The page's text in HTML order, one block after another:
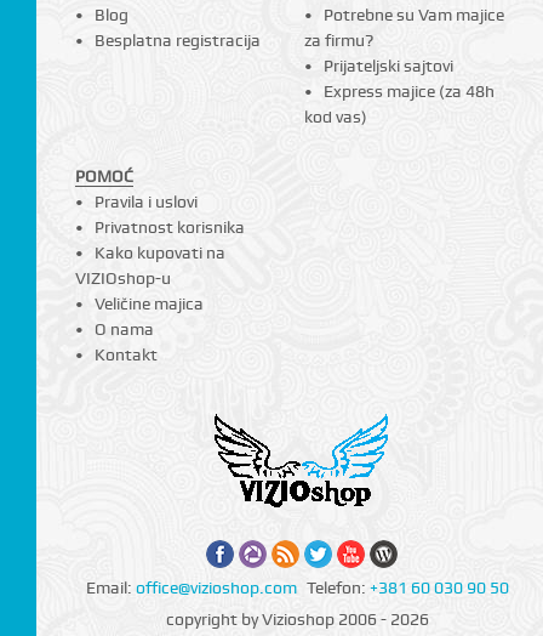
Blog
Besplatna registracija
Potrebne su Vam majice
za firmu?
Prijateljski sajtovi
Express majice (za 48h
kod vas)
POMOĆ
Pravila i uslovi
Privatnost korisnika
Kako kupovati na
VIZIOshop-u
Veličine majica
O nama
Kontakt
Email: office@vizioshop.com Telefon: +381 60 030 90 50
copyright by Vizioshop 2006 - 2026